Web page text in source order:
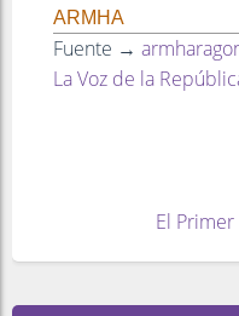
ARMHA
Fuente →
La Voz de la
El